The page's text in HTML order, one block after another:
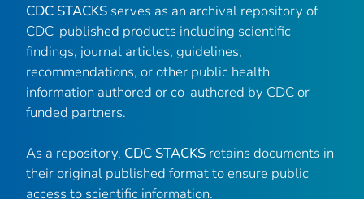
CDC STACKS serves as an archival repository of
CDC-published products including scientific
findings, journal articles, guidelines,
recommendations, or other public health
information authored or co-authored by CDC or
funded partners.
As a repository, CDC STACKS retains documents in
their original published format to ensure public
access to scientific information.